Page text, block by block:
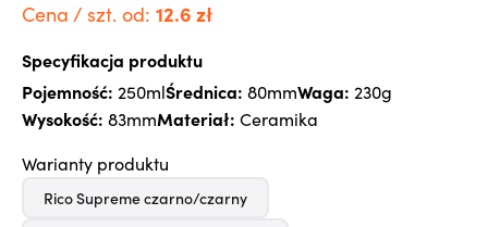
Cena / szt. od: 12.6 zł
Specyfikacja produktu
Pojemność: 250mlŚrednica: 80mmWaga: 230g
Wysokość: 83mmMateriał: Ceramika
Warianty produktu
Rico Supreme czarno/czarny